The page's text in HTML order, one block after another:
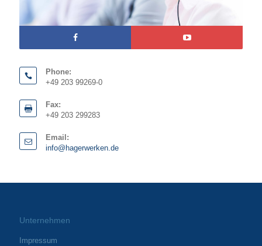
Phone:
+49 203 99269-0
Fax:
+49 203 299283
Email:
info@hagerwerken.de
Unternehmen
Impressum